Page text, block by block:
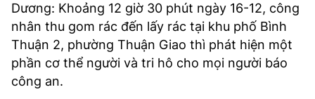
Dương: Khoảng 12 giờ 30 phút ngày 16-12, công
nhân thu gom rác đến lấy rác tại khu phố Bình
Thuận 2, phường Thuận Giao thì phát hiện một
phần cơ thể người và tri hô cho mọi người báo
công an.